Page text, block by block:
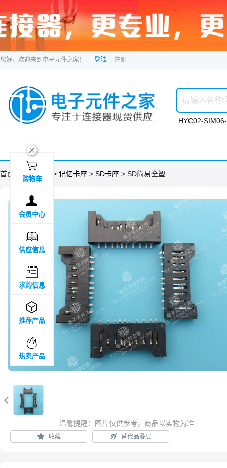
您好，欢迎来到电子元件之家！ 登陆 注册
HYC02-
首页 > 分类目录 > 记忆卡座 > SD卡座 > SD简易全塑

温馨提醒：图片仅供参考，商品以实物为准
收藏 替代品叠层
ဆ

购物车

会员中心

供应信息

求购信息

推荐产品

热卖产品